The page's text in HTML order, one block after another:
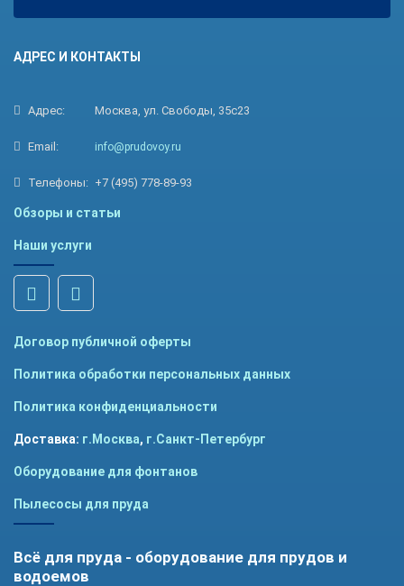
АДРЕС И КОНТАКТЫ
Адрес: Москва, ул. Свободы, 35с23
Email: info@prudovoy.ru
Телефоны: +7 (495) 778-89-93
Обзоры и статьи
Наши услуги
Договор публичной оферты
Политика обработки персональных данных
Политика конфиденциальности
Доставка: г.Москва, г.Санкт-Петербург
Оборудование для фонтанов
Пылесосы для пруда
Всё для пруда - оборудование для прудов и
водоемов